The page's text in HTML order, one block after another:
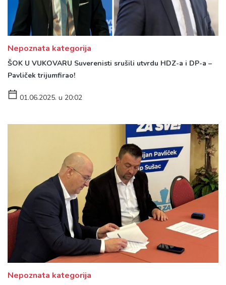
Nepoznata kategorija
ŠOK U VUKOVARU Suverenisti srušili utvrdu HDZ-a i DP-a –
Pavliček trijumfirao!
01.06.2025. u 20:02
Nepoznata kategorija